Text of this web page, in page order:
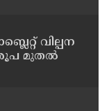
വില്പന
രൂപ മുതൽ